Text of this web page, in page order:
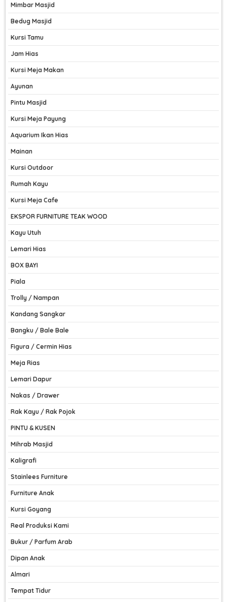
Mimbar Masjid
Bedug Masjid
Kursi Tamu
Jam Hias
Kursi Meja Makan
Ayunan
Pintu Masjid
Kursi Meja Payung
Aquarium Ikan Hias
Mainan
Kursi Outdoor
Rumah Kayu
Kursi Meja Cafe
EKSPOR FURNITURE TEAK WOOD
Kayu Utuh
Lemari Hias
BOX BAYI
Piala
Trolly / Nampan
Kandang Sangkar
Bangku / Bale Bale
Figura / Cermin Hias
Meja Rias
Lemari Dapur
Nakas / Drawer
Rak Kayu / Rak Pojok
PINTU & KUSEN
Mihrab Masjid
Kaligrafi
Stainlees Furniture
Furniture Anak
Kursi Goyang
Real Produksi Kami
Bukur / Parfum Arab
Dipan Anak
Almari
Tempat Tidur